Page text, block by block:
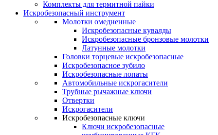
Комплекты для термитной пайки
Искробезопасный инструмент
Молотки омедненные
Искробезопасные кувалды
Искробезопасные бронзовые молотки
Латунные молотки
Головки торцевые искробезопасные
Искробезопасное зубило
Искробезопасные лопаты
Автомобильные искрогасители
Трубные рычажные ключи
Отвертки
Искрогасители
Искробезопасные ключи
Ключи искробезопасные